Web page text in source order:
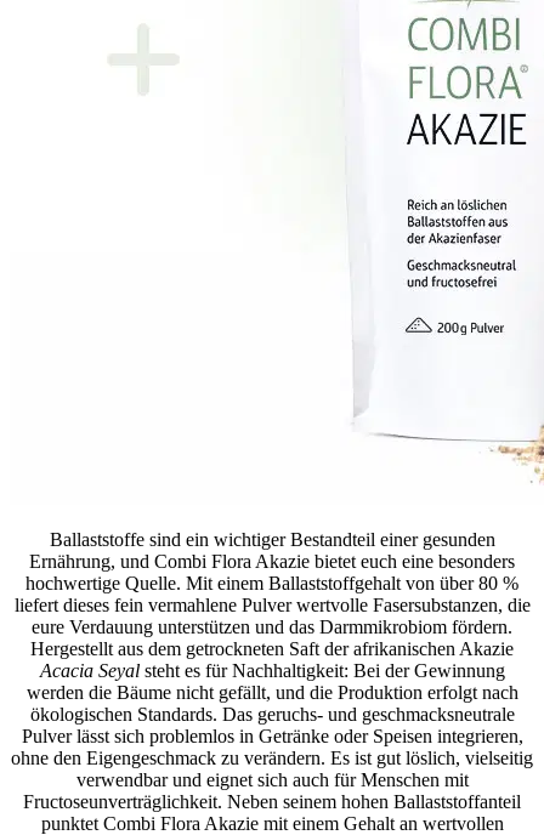
Ballaststoffe sind ein wichtiger Bestandteil einer gesunden
Ernährung, und Combi Flora Akazie bietet euch eine besonders
hochwertige Quelle. Mit einem Ballaststoffgehalt von über 80 %
liefert dieses fein vermahlene Pulver wertvolle Fasersubstanzen, die
eure Verdauung unterstützen und das Darmmikrobiom fördern.
Hergestellt aus dem getrockneten Saft der afrikanischen Akazie
Acacia Seyalsteht es für Nachhaltigkeit: Bei der Gewinnung
werden die Bäume nicht gefällt, und die Produktion erfolgt nach
ökologischen Standards. Das geruchs- und geschmacksneutrale
Pulver lässt sich problemlos in Getränke oder Speisen integrieren,
ohne den Eigengeschmack zu verändern. Es ist gut löslich, vielseitig
verwendbar und eignet sich auch für Menschen mit
Fructoseunverträglichkeit. Neben seinem hohen Ballaststoffanteil
punktet Combi Flora Akazie mit einem Gehalt an wertvollen